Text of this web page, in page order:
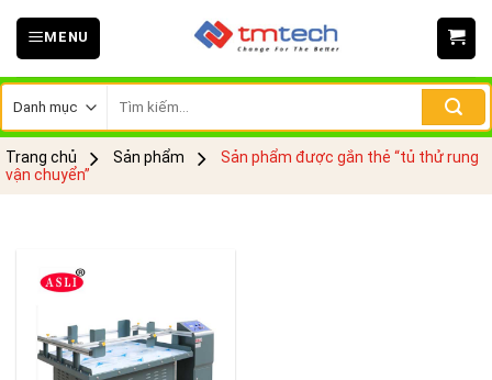
Skip
MENU
kiếm:
Trang chủ Sản phẩm
Sản phẩm được gắn thẻ “tủ thử rung
vận chuyển”